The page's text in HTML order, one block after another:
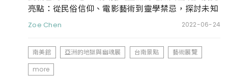
亮點：從民俗信仰、電影藝術到靈學禁忌，探討未知
世界
Zoe Chen 2022-06-24
南美館 亞洲的地獄與幽魂展 台南景點
藝術展覽
more